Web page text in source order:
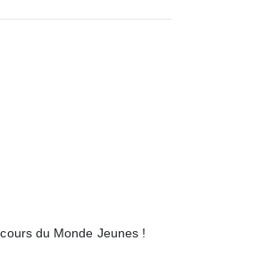
du Monde Jeunes !